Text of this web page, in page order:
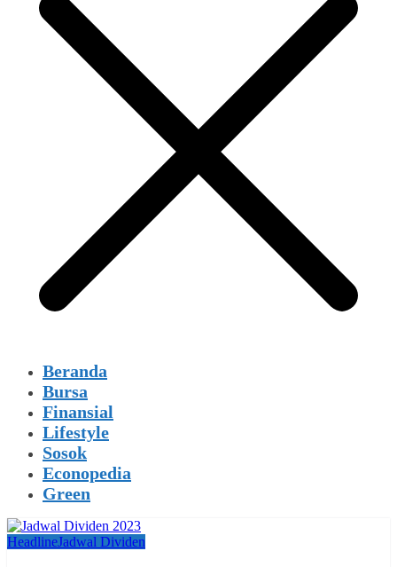
Beranda
Bursa
Finansial
Lifestyle
Sosok
Econopedia
Green
HeadlineJadwal Dividen